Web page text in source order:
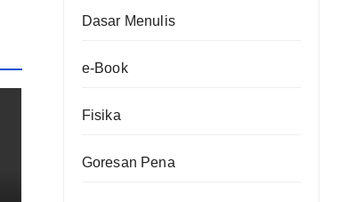
Dasar Menulis
e-Book
Fisika
Goresan Pena